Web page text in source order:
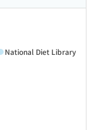
National Diet Library